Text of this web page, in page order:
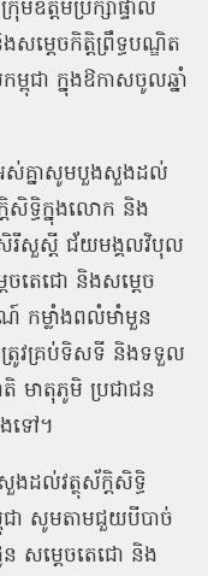
ឧត្តមប្រឹក្សាផ្ទាល់
សម្ដេចកិត្តិព្រឹទ្ធបណ្ឌិត
ពុជា ក្នុងឱកាសចូលឆ្នាំ
អស់គ្នាសូមបួងសួងដល់
សិទ្ធិក្នុងលោក និង
សិរីសួស្ដី ជ័យមង្គលវិបុល
ចតេជោ និងសម្ដេច
កម្លាំងពលំមាំមួន
សត្រូវគ្រប់ទិសទី និងទទួល
តិ មាតុភូមិ ប្រជាជន
ទៅ។
ងដល់វត្ថុស័ក្តិសិទ្ធិ
ពុជា សូមតាមជួយបីបាច់
ន សម្ដេចតេជោ និង